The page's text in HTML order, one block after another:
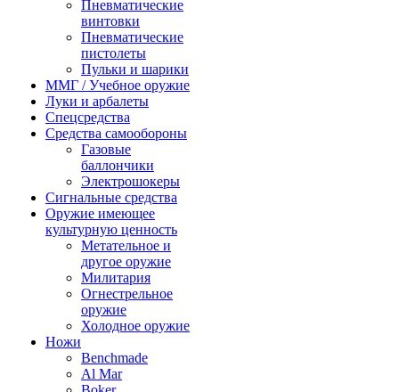
Пневматические
винтовки
Пневматические
пистолеты
Пульки и шарики
ММГ / Учебное оружие
Луки и арбалеты
Спецсредства
Средства самообороны
Газовые
баллончики
Электрошокеры
Сигнальные средства
Оружие имеющее
культурную ценность
Метательное и
другое оружие
Милитария
Огнестрельное
оружие
Холодное оружие
Ножи
Benchmade
Al Mar